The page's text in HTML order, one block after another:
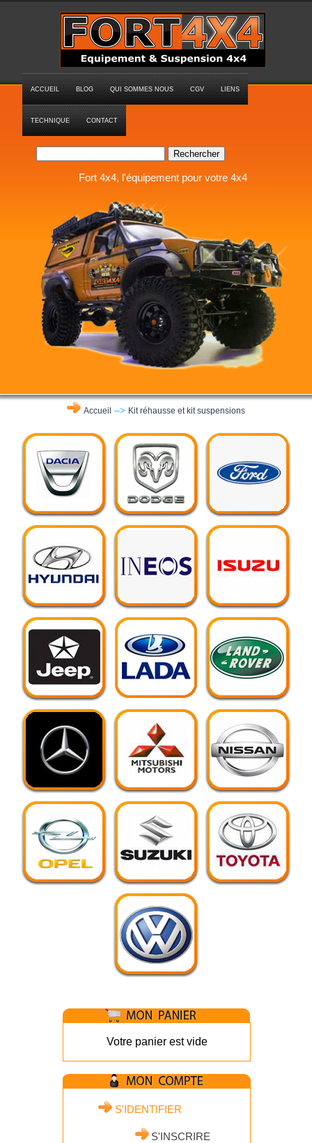
ACCUEIL BLOG QUI SOMMES NOUS CGV LIENS
TECHNIQUE CONTACT
Rechercher
Fort 4x4, l'équipement pour votre 4x4
Accueil --> Kit réhausse et kit suspensions
Votre panier est vide
S'IDENTIFIER
S'INSCRIRE